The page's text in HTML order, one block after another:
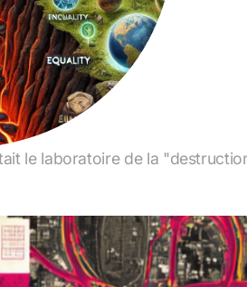
le laboratoire de la